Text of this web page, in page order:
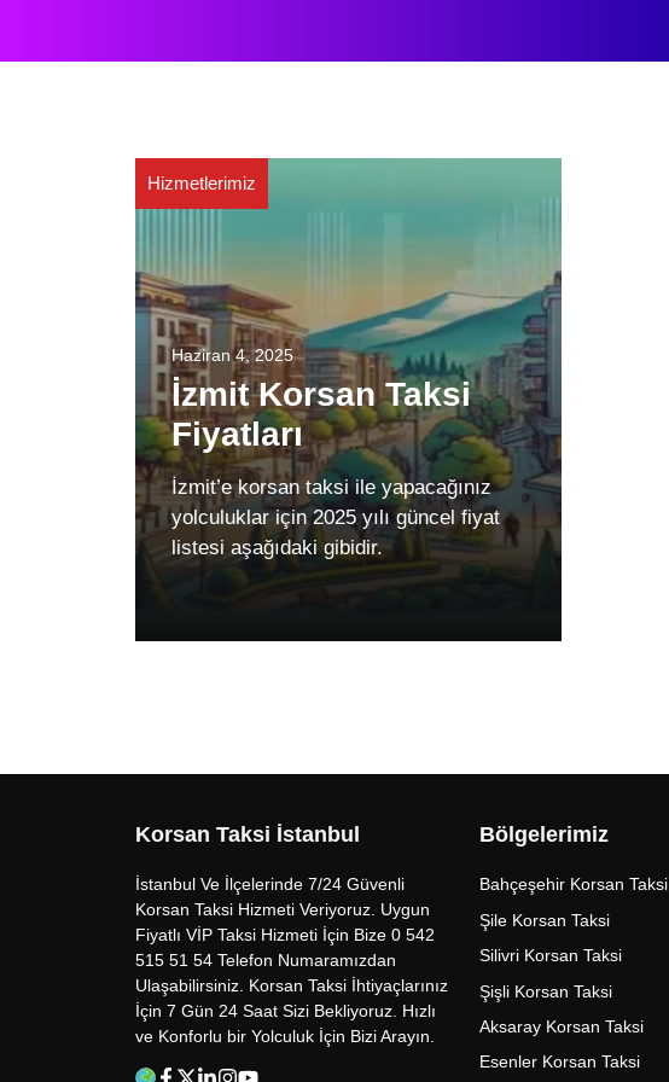
Hizmetlerimiz
Haziran 4, 2025
İzmit Korsan Taksi
Fiyatları
İzmit’e korsan taksi ile yapacağınız
yolculuklar için 2025 yılı güncel fiyat
listesi aşağıdaki gibidir.
Korsan Taksi İstanbul
İstanbul Ve İlçelerinde 7/24 Güvenli
Korsan Taksi Hizmeti Veriyoruz. Uygun
Fiyatlı VİP Taksi Hizmeti İçin Bize 0 542
515 51 54 Telefon Numaramızdan
Ulaşabilirsiniz. Korsan Taksi İhtiyaçlarınız
İçin 7 Gün 24 Saat Sizi Bekliyoruz. Hızlı
ve Konforlu bir Yolculuk İçin Bizi Arayın.
Bölgelerimiz
Bahçeşehir Korsan Taksi
Şile Korsan Taksi
Silivri Korsan Taksi
Şişli Korsan Taksi
Aksaray Korsan Taksi
Esenler Korsan Taksi